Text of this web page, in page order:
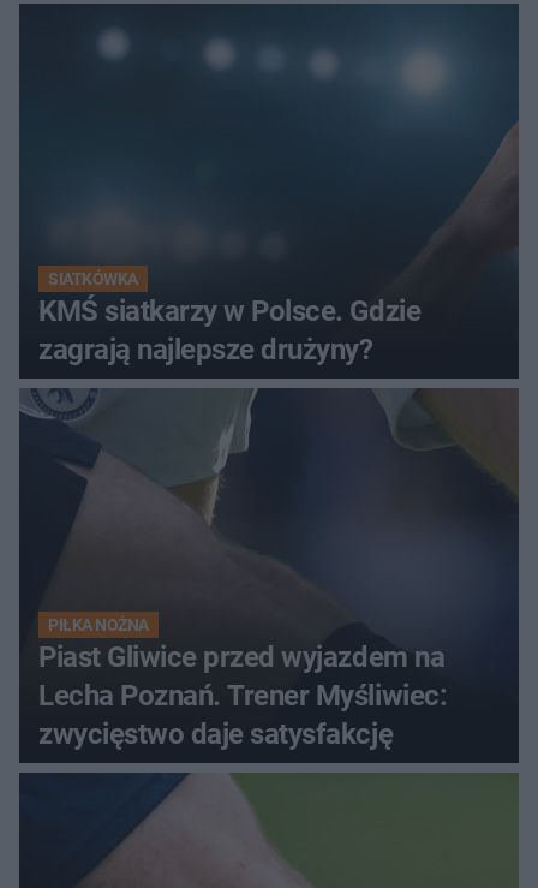
SIATKÓWKA
KMŚ siatkarzy w Polsce. Gdzie
zagrają najlepsze drużyny?
PIŁKA NOŻNA
Piast Gliwice przed wyjazdem na
Lecha Poznań. Trener Myśliwiec:
zwycięstwo daje satysfakcję